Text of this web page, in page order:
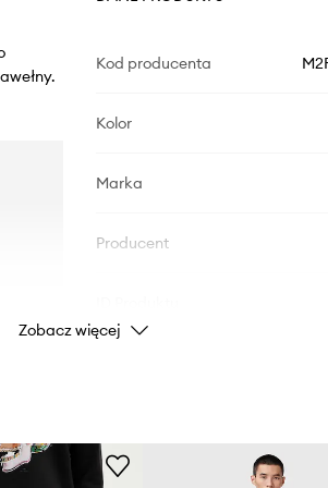
Kod producenta
Kolor
Marka
Producent
Zobacz więcej